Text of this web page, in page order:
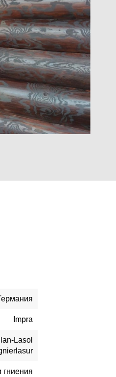
Impra
Lasol
гниения